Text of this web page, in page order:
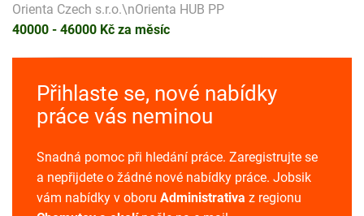
Orienta Czech s.r.o.\nOrienta HUB PP
40000 - 46000 Kč za měsíc
Přihlaste se, nové nabídky
práce vás neminou
Snadná pomoc při hledání práce. Zaregistrujte se
a nepřijdete o žádné nové nabídky práce. Jobsik
vám nabídky v oboru Administrativa z regionu